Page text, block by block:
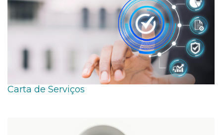
Carta de Serviços